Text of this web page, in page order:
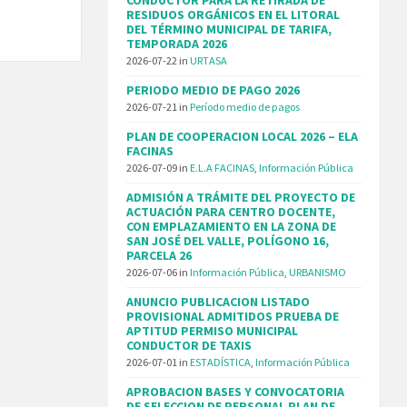
RESIDUOS ORGÁNICOS EN EL LITORAL
DEL TÉRMINO MUNICIPAL DE TARIFA,
TEMPORADA 2026
2026-07-22 inURTASA
PERIODO MEDIO DE PAGO 2026
2026-07-21 inPeríodo medio de pagos
PLAN DE COOPERACION LOCAL 2026 – ELA
FACINAS
2026-07-09 inE.L.A FACINAS ,Información Pública
ADMISIÓN A TRÁMITE DEL PROYECTO DE
ACTUACIÓN PARA CENTRO DOCENTE,
CON EMPLAZAMIENTO EN LA ZONA DE
SAN JOSÉ DEL VALLE, POLÍGONO 16,
PARCELA 26
2026-07-06 inInformación Pública ,URBANISMO
ANUNCIO PUBLICACION LISTADO
PROVISIONAL ADMITIDOS PRUEBA DE
APTITUD PERMISO MUNICIPAL
CONDUCTOR DE TAXIS
2026-07-01 inESTADÍSTICA ,Información Pública
APROBACION BASES Y CONVOCATORIA